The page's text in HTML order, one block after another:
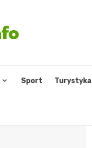
Sport Turystyka